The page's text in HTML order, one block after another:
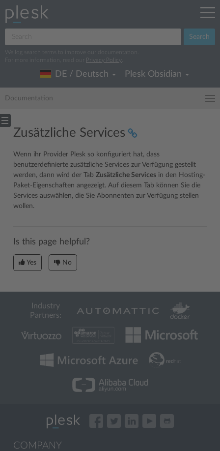
Search
We log search terms to improve our documentation.
For more information, read our
Privacy Policy
DE / Deutsch Plesk Obsidian
Documentation
Zusätzliche Services
Wenn ihr Provider Plesk so konfiguriert hat, dass
benutzerdefinierte zusätzliche Services zur Verfügung gestellt
werden, dann wird der Tab Zusätzliche Services in den Hosting-
Paket-Eigenschaften angezeigt. Auf diesem Tab können Sie die
Services auswählen, die Sie Abonnenten zur Verfügung stellen
wollen.
Is this page helpful?
Yes No
Industry
Partners:
COMPANY